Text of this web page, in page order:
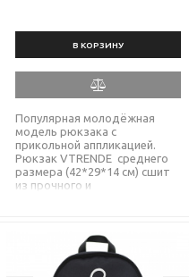
В КОРЗИНУ
Популярная молодёжная
модель рюкзака с
прикольной аппликацией.
Рюкзак VTRENDE среднего
размера (42*29*14 см) сшит
из прочного и
нагрузки, а надёжные молнии
SBS не подведут Вас. Модель
универсальна и подойдёт